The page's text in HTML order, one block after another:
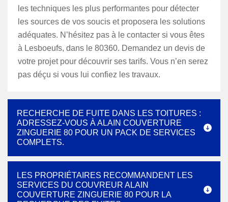
les techniques les plus performantes pour détecter
les sources de vos soucis et proposera les solutions
adéquates. N’hésitez pas à le contacter si vous êtes
à Lesboeufs, dans le 80360. Demandez un devis de
votre projet pour découvrir ses tarifs. Vous n’en serez
pas déçu si vous lui confiez les travaux.
RECHERCHE DE FUITE DANS LES TOITURES :
ADRESSEZ-VOUS À ALAIN COUVERTURE
ZINGUERIE 80 POUR UN PACK DE SERVICES
COMPLETS.
LES PROPRIÉTAIRES RECOMMANDENT LES
SERVICES DU COUVREUR ALAIN
COUVERTURE ZINGUERIE 80 POUR LA